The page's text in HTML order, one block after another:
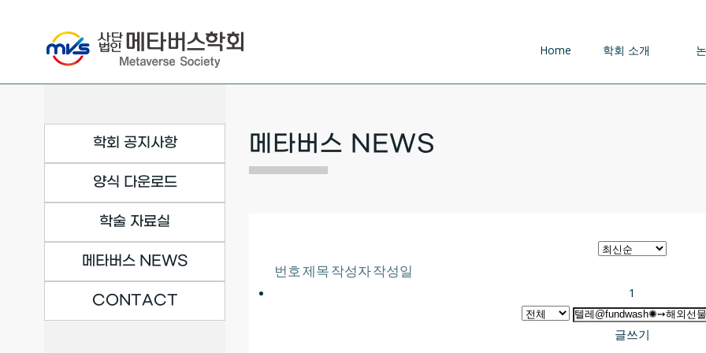
Home 학회 소개
학회 공지사항
양식 다운로드
학술 자료실
메타버스 NEWS
CONTACT
메타버스 NEWS
번호제목작성자작성일
1
글쓰기